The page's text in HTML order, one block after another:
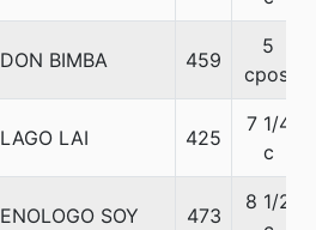
DON BIMBA 459
5
cpos.
LAGO LAI 425
7 1/4
c
ENOLOGO SOY 473
8 1/2